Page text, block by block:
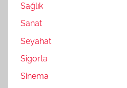
Sağlık
Sanat
Seyahat
Sigorta
Sinema